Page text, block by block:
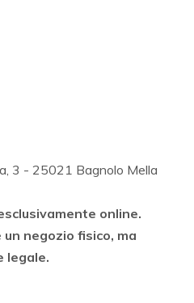
3 - 25021 Bagnolo Mella
online.
negozio fisico, ma
legale.